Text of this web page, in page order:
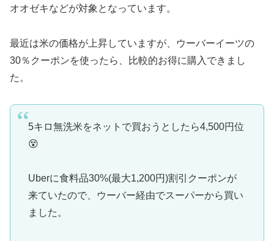
オオゼキなどが対象となっています。
最近は米の価格が上昇していますが、ウーバーイーツの
30％クーポンを使ったら、比較的お得に購入できまし
た。
5キロ無洗米をネットで買おうとしたら4,500円位
😵
Uberに食料品30%(最大1,200円)割引クーポンが
来ていたので、ウーバー経由でスーパーから買い
ました。